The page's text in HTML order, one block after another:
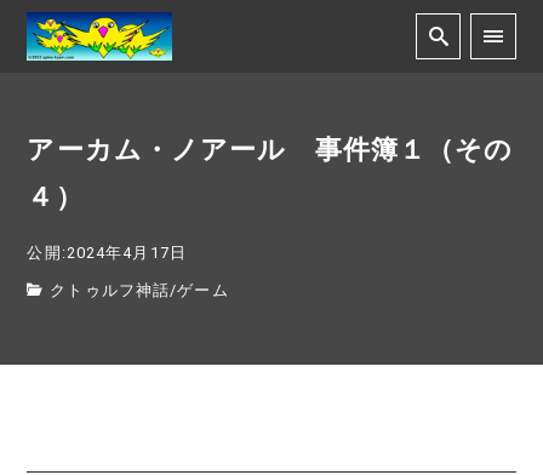
アーカム・ノアール 事件簿１（その
４）
公開:2024年4月17日
クトゥルフ神話/ゲーム